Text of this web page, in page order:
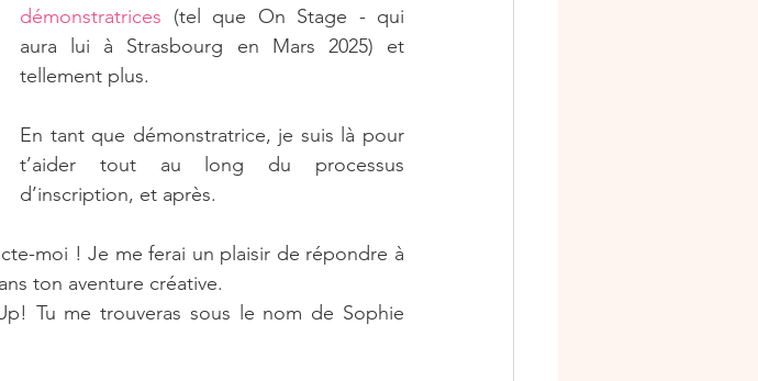
démonstratrices (tel que On Stage - qui
aura lui à Strasbourg en Mars 2025) et
tellement plus.
En tant que démonstratrice, je suis là pour
t’aider tout au long du processus
d’inscription, et après.
moi ! Je me ferai un plaisir de répondre à
ton aventure créative.
Tu me trouveras sous le nom de Sophie